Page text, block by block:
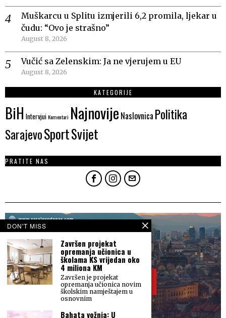
Muškarcu u Splitu izmjerili 6,2 promila, ljekar u
čudu: “Ovo je strašno”
August 8, 2026
Vučić sa Zelenskim: Ja ne vjerujem u EU
August 8, 2026
KATEGORIJE
BiH IntervjuiKomentari Najnovije Naslovnica Politika
SarajevoSportSvijet
PRATITE NAS
DON'T MISS
Završen projekat
opremanja učionica u
školama KS vrijedan oko
4 miliona KM
Završen je projekat
opremanja učionica novim
školskim namještajem u
osnovnim
Bahata vožnja: U